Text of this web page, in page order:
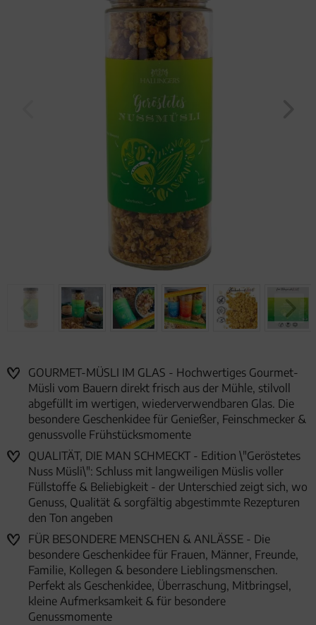
GOURMET-MÜSLI IM GLAS - Hochwertiges Gourmet-
Müsli vom Bauern direkt frisch aus der Mühle, stilvoll
abgefüllt im wertigen, wiederverwendbaren Glas. Die
besondere Geschenkidee für Genießer, Feinschmecker &
genussvolle Frühstücksmomente
QUALITÄT, DIE MAN SCHMECKT - Edition \"Geröstetes
Nuss Müsli\": Schluss mit langweiligen Müslis voller
Füllstoffe & Beliebigkeit - der Unterschied zeigt sich, wo
Genuss, Qualität & sorgfältig abgestimmte Rezepturen
den Ton angeben
FÜR BESONDERE MENSCHEN & ANLÄSSE - Die
besondere Geschenkidee für Frauen, Männer, Freunde,
Familie, Kollegen & besondere Lieblingsmenschen.
Perfekt als Geschenkidee, Überraschung, Mitbringsel,
kleine Aufmerksamkeit & für besondere
Genussmomente